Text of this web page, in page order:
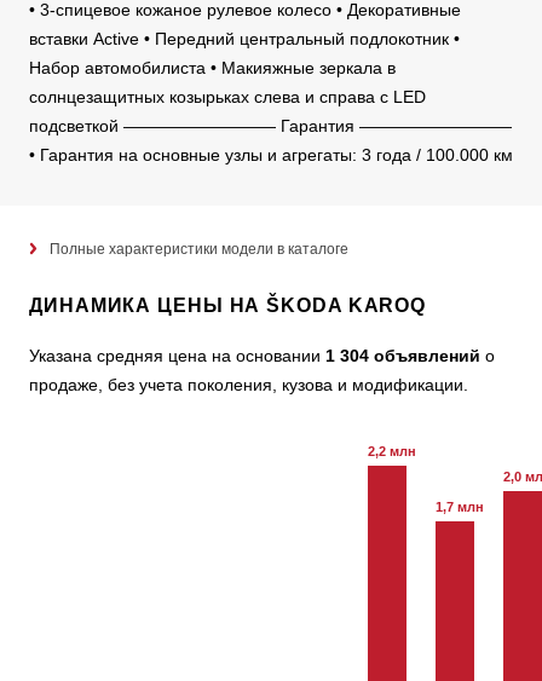
• 3-спицевое кожаное рулевое колесо • Декоративные
вставки Active • Передний центральный подлокотник •
Набор автомобилиста • Макияжные зеркала в
солнцезащитных козырьках слева и справа с LED
подсветкой ————————— Гарантия —————————
• Гарантия на основные узлы и агрегаты: 3 года / 100.000 км
Полные характеристики модели в каталоге
ДИНАМИКА ЦЕНЫ НА ŠKODA KAROQ
Указана средняя цена на основании 1 304 объявлений о
продаже, без учета поколения, кузова и модификации.
2,2 млн
1,7 млн
2,0